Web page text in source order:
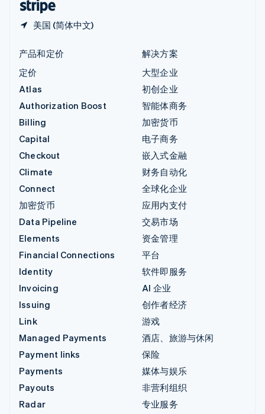
美国 (简体中文)
产品和定价
定价
Atlas
Authorization Boost
Billing
Capital
Checkout
Climate
Connect
加密货币
Data Pipeline
Elements
Financial Connections
Identity
Invoicing
Issuing
Link
Managed Payments
Payment links
Payments
Payouts
Radar
解决方案
大型企业
初创企业
智能体商务
加密货币
电子商务
嵌入式金融
财务自动化
全球化企业
应用内支付
交易市场
资金管理
平台
软件即服务
AI 企业
创作者经济
游戏
酒店、旅游与休闲
保险
媒体与娱乐
非营利组织
专业服务